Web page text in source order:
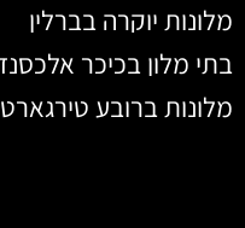
מלונות יוקרה בברלין
בתי מלון בכיכר
מלונות ברובע